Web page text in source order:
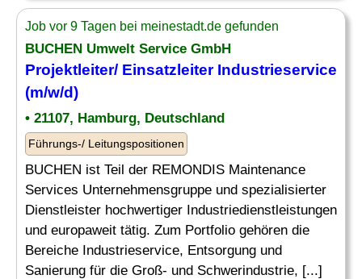
Job vor 9 Tagen bei meinestadt.de gefunden
BUCHEN Umwelt Service GmbH
Projektleiter/ EinsatzleiterIndustrieservice
(m/w/d)
• 21107, Hamburg, Deutschland
Führungs-/ Leitungspositionen
BUCHEN ist Teil der REMONDIS Maintenance
Services Unternehmensgruppe und spezialisierter
Dienstleister hochwertiger Industriedienstleistungen
und europaweit tätig. Zum Portfolio gehören die
Bereiche Industrieservice, Entsorgung und
Sanierung für die Groß- und Schwerindustrie, [...]